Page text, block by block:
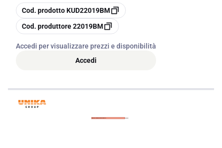
copia
Cod. prodottoKUD22019BM
copia
Cod. produttore22019BM
Accedi per visualizzare prezzi e disponibilità
Accedi